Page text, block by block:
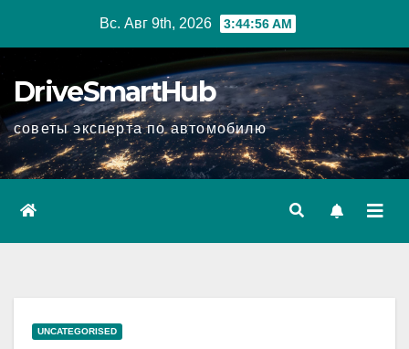
Вс. Авг 9th, 2026 3:44:58 AM
DriveSmartHub
советы эксперта по автомобилю
UNCATEGORISED